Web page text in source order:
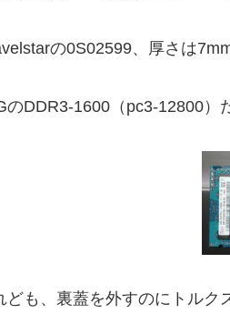
の0S02599、厚さは
DDR3-1600（pc3-12800）
も、裏蓋を外すのにトルク